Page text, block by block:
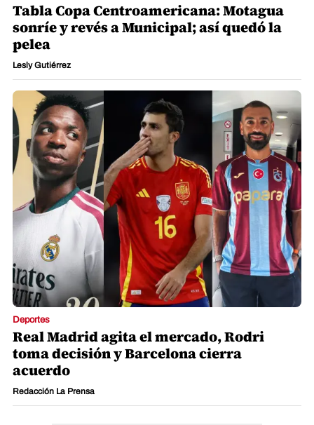
Tabla Copa Centroamericana: Motagua
sonríe y revés a Municipal; así quedó la
pelea
Lesly Gutiérrez
Deportes
Real Madrid agita el mercado, Rodri
toma decisión y Barcelona cierra
acuerdo
Redacción La Prensa